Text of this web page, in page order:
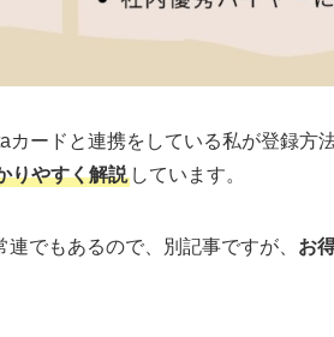
カードと連携をしている私が登録方
りやすく解説 しています。
でもあるので、別記事ですが、 お